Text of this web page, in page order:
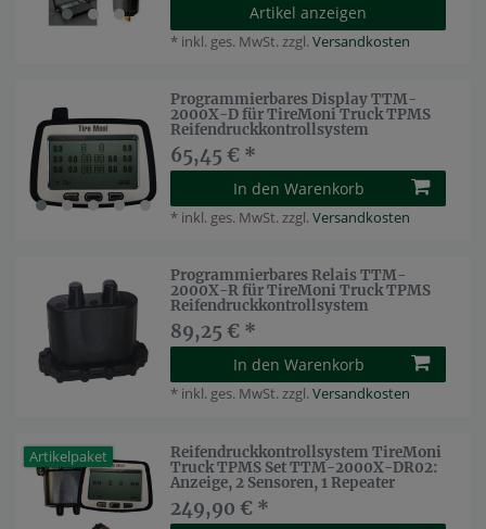
Artikel anzeigen
* inkl. ges. MwSt.zzgl.Versandkosten
Programmierbares Display TTM-
2000X-D für TireMoni Truck TPMS
Reifendruckkontrollsystem
65,45 € *
In den Warenkorb
* inkl. ges. MwSt.zzgl.Versandkosten
Programmierbares Relais TTM-
2000X-R für TireMoni Truck TPMS
Reifendruckkontrollsystem
89,25 € *
In den Warenkorb
* inkl. ges. MwSt.zzgl.Versandkosten
Artikelpaket
Reifendruckkontrollsystem TireMoni
Truck TPMS Set TTM-2000X-DR02:
Anzeige, 2 Sensoren, 1 Repeater
249,90 € *